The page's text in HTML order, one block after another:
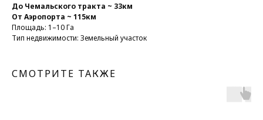
До Чемальского тракта ~ 33км
От Аэропорта ~ 115км
Площадь: 1–10 Га
Тип недвижимости: Земельный участок
СМОТРИТЕ ТАКЖЕ